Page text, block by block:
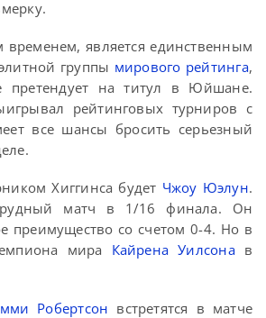
временем, является единственным
группы мирового рейтинга,
претендует на титул в Юйшане.
рейтинговых турниров с
все шансы бросить серьезный
Хиггинса будет Чжоу Юэлун.
матч в 1/16 финала. Он
преимущество со счетом 0-4. Но в
мира Кайрена Уилсонав
Робертсон встретятся в матче